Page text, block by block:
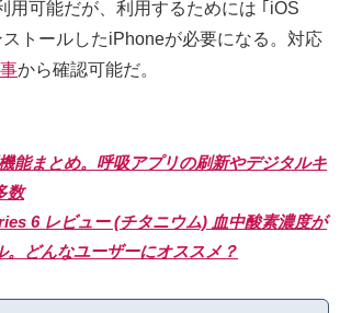
用可能だが、利用するためには ｢iOS
トールしたiPhoneが必要になる。対応
から確認可能だ。
能まとめ。呼吸アプリの刷新やデジタルキ
数
6 レビュー (チタニウム) 血中酸素濃度が
。どんなユーザーにオススメ？